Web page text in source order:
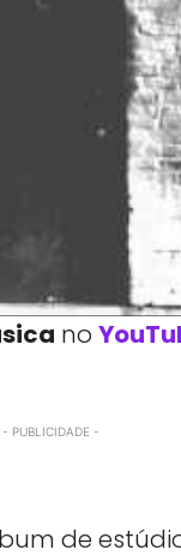
no
- PUBLICIDADE -
de